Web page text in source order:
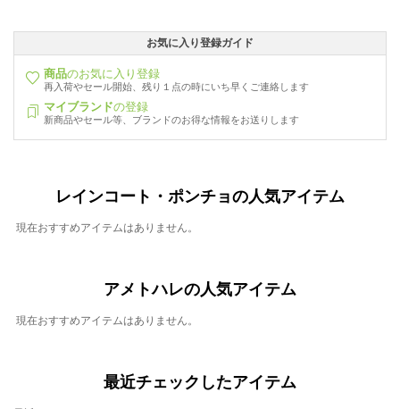
お気に入り登録ガイド
商品のお気に入り登録
再入荷やセール開始、残り１点の時にいち早くご連絡します
マイブランドの登録
新商品やセール等、ブランドのお得な情報をお送りします
レインコート・ポンチョの人気アイテム
現在おすすめアイテムはありません。
アメトハレの人気アイテム
現在おすすめアイテムはありません。
最近チェックしたアイテム